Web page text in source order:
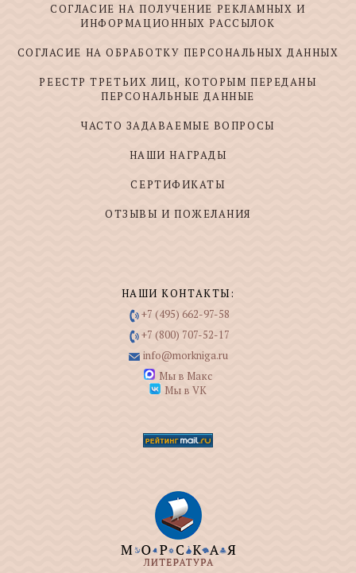
СОГЛАСИЕ НА ПОЛУЧЕНИЕ РЕКЛАМНЫХ И
ИНФОРМАЦИОННЫХ РАССЫЛОК
СОГЛАСИЕ НА ОБРАБОТКУ ПЕРСОНАЛЬНЫХ ДАННЫХ
РЕЕСТР ТРЕТЬИХ ЛИЦ, КОТОРЫМ ПЕРЕДАНЫ
ПЕРСОНАЛЬНЫЕ ДАННЫЕ
ЧАСТО ЗАДАВАЕМЫЕ ВОПРОСЫ
НАШИ НАГРАДЫ
СЕРТИФИКАТЫ
ОТЗЫВЫ И ПОЖЕЛАНИЯ
НАШИ КОНТАКТЫ:
+7 (495) 662-97-58
+7 (800) 707-52-17
info@morkniga.ru
Мы в Макс
Мы в VK